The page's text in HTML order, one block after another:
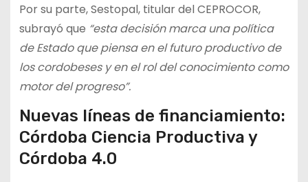
Por su parte, Sestopal, titular del CEPROCOR,
subrayó que “esta decisión marca una política
de Estado que piensa en el futuro productivo de
los cordobeses y en el rol del conocimiento como
motor del progreso”.
Nuevas líneas de financiamiento:
Córdoba Ciencia Productiva y
Córdoba 4.0